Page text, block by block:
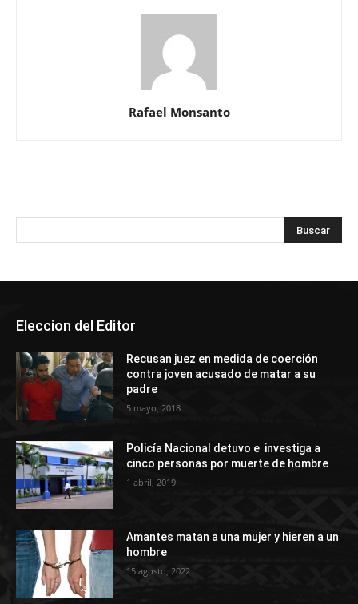
Rafael Monsanto
Eleccion del Editor
Recusan juez en medida de coerción
contra joven acusado de matar a su
padre
5 mayo, 2018
Policía Nacional detuvo e investiga a
cinco personas por muerte de hombre
1 abril, 2019
Amantes matan a una mujer y hieren a un
hombre
15 agosto, 2022